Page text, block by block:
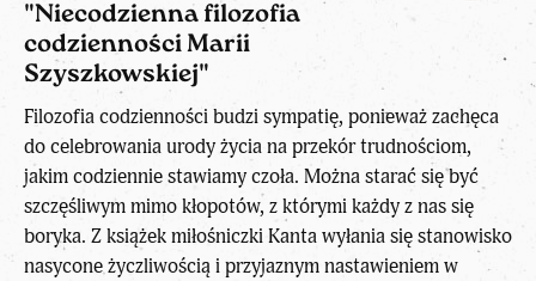
"Niecodzienna filozofia
codzienności Marii
Szyszkowskiej"
Filozofia codzienności budzi sympatię, ponieważ zachęca
do celebrowania urody życia na przekór trudnościom,
jakim codziennie stawiamy czoła. Można starać się być
szczęśliwym mimo kłopotów, z którymi każdy z nas się
boryka. Z książek miłośniczki Kanta wyłania się stanowisko
nasycone życzliwością i przyjaznym nastawieniem w